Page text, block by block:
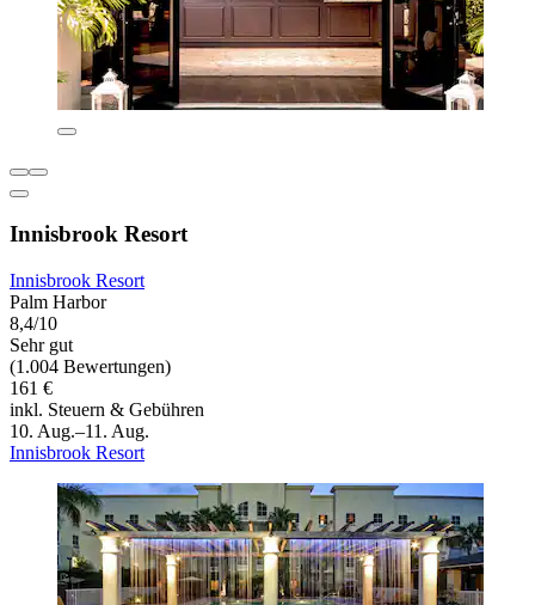
Innisbrook Resort
Innisbrook Resort
Palm Harbor
8,4/10
Sehr gut
(1.004 Bewertungen)
161 €
inkl. Steuern & Gebühren
10. Aug.–11. Aug.
Innisbrook Resort